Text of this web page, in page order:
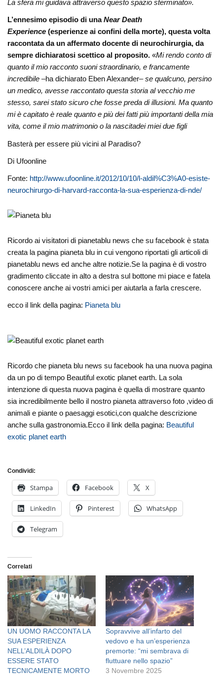
La sfera mi guidava attraverso questo spazio sterminato».
L’ennesimo episodio di unaNear Death
Experience (esperienze ai confini della morte), questa volta
raccontata da un affermato docente di neurochirurgia, da
sempre dichiaratosi scettico al proposito. «Mi rendo conto di
quanto il mio racconto suoni straordinario, e francamente
incredibile –ha dichiarato Eben Alexander– se qualcuno, persino
un medico, avesse raccontato questa storia al vecchio me
stesso, sarei stato sicuro che fosse preda di illusioni. Ma quanto
mi è capitato è reale quanto e più dei fatti più importanti della mia
vita, come il mio matrimonio o la nascitadei miei due figli
Basterà per essere più vicini al Paradiso?
Di Ufoonline
Fonte: http://www.ufoonline.it/2012/10/10/l-aldil%C3%A0-esiste-
neurochirurgo-di-harvard-racconta-la-sua-esperienza-di-nde/
Ricordo ai visitatori di pianetablu news che su facebook è stata
creata la pagina pianeta blu in cui vengono riportati gli articoli di
pianetablu news ed anche altre notizie.Se la pagina è di vostro
gradimento cliccate in alto a destra sul bottone mi piace e fatela
conoscere anche ai vostri amici per aiutarla a farla crescere.
ecco il link della pagina: Pianeta blu
Ricordo che pianeta blu news su facebook ha una nuova pagina
da un po di tempo Beautiful exotic planet earth. La sola
intenzione di questa nuova pagina è quella di mostrare quanto
sia incredibilmente bello il nostro pianeta attraverso foto ,video di
animali e piante o paesaggi esotici,con qualche descrizione
anche sulla gastronomia.Ecco il link della pagina: Beautiful
exotic planet earth
Condividi:
Stampa Facebook X
LinkedIn Pinterest WhatsApp
Telegram
Correlati
UN UOMO RACCONTA LA
SUA ESPERIENZA
NELL’ALDILÀ DOPO
ESSERE STATO
TECNICAMENTE MORTO
Sopravvive all’infarto del
vedovo e ha un’esperienza
premorte: “mi sembrava di
fluttuare nello spazio”
3 Novembre 2025